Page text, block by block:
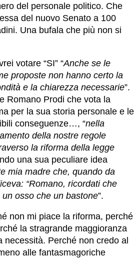
del personale politico. Che
del nuovo Senato a 100
Una bufala che più non si
votare “SI” “Anche se le
proposte non hanno certo la
e la chiarezza necessarie”.
Romano Prodi che vota la
per la sua storia personale e le
conseguenze…, “nella
della nostre regole
la riforma della legge
una sua peculiare idea
mia madre che, quando da
“Romano, ricordati che
osso che un bastone”.
non mi piace la riforma, perché
la stragrande maggioranza
Perché non credo al
alle fantasmagoriche